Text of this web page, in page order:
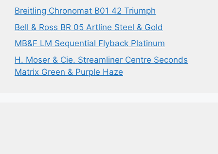
Breitling Chronomat B01 42 Triumph
Bell & Ross BR 05 Artline Steel & Gold
MB&F LM Sequential Flyback Platinum
H. Moser & Cie. Streamliner Centre Seconds
Matrix Green & Purple Haze